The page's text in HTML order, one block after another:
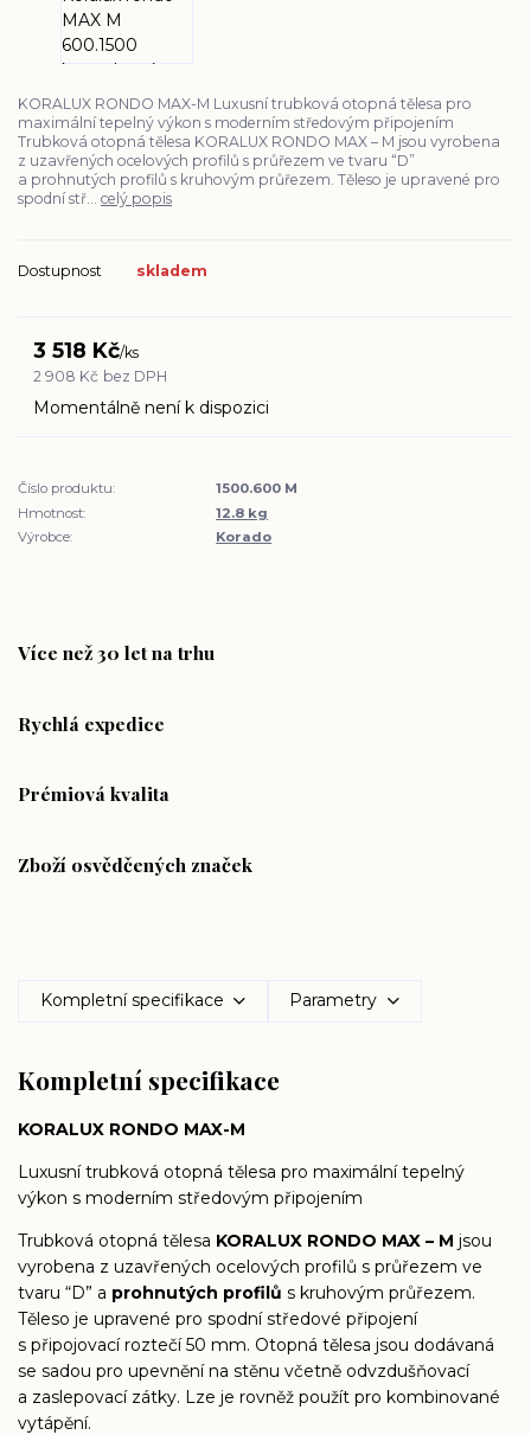
KORALUX RONDO MAX-M Luxusní trubková otopná tělesa pro
maximální tepelný výkon s moderním středovým připojením
Trubková otopná tělesa KORALUX RONDO MAX – M jsou vyrobena
z uzavřených ocelových profilů s průřezem ve tvaru “D”
a prohnutých profilů s kruhovým průřezem. Těleso je upravené pro
spodní stř... celý popis
Dostupnost skladem
3 518 Kč/ks
2 908 Kč bez DPH
Momentálně není k dispozici
Číslo produktu:
1500.600 M
Hmotnost:
12.8 kg
Výrobce:
Korado
Více než 30 let na trhu
Rychlá expedice
Prémiová kvalita
Zboží osvědčených značek
Kompletní specifikace Parametry
Kompletní specifikace
KORALUX RONDO MAX-M
Luxusní trubková otopná tělesa pro maximální tepelný
výkon s moderním středovým připojením
Trubková otopná tělesa KORALUX RONDO MAX – M jsou
vyrobena z uzavřených ocelových profilů s průřezem ve
tvaru “D” a prohnutých profilů s kruhovým průřezem.
Těleso je upravené pro spodní středové připojení
s připojovací roztečí 50 mm. Otopná tělesa jsou dodávaná
se sadou pro upevnění na stěnu včetně odvzdušňovací
a zaslepovací zátky. Lze je rovněž použít pro kombinované
vytápění.